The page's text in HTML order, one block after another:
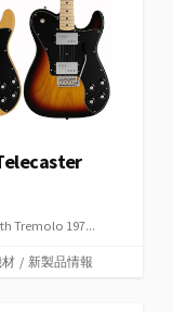
Tremolo 197...
/ 新製品情報